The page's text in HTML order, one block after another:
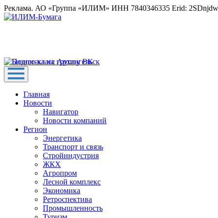
Реклама. АО «Группа «ИЛИМ» ИНН 7840346335 Erid:
Главная
Новости
Навигатор
Новости компаний
Регион
Энергетика
Транспорт и связь
Стройиндустрия
ЖКХ
Агропром
Лесной комплекс
Экономика
Ретроспектива
Промышленность